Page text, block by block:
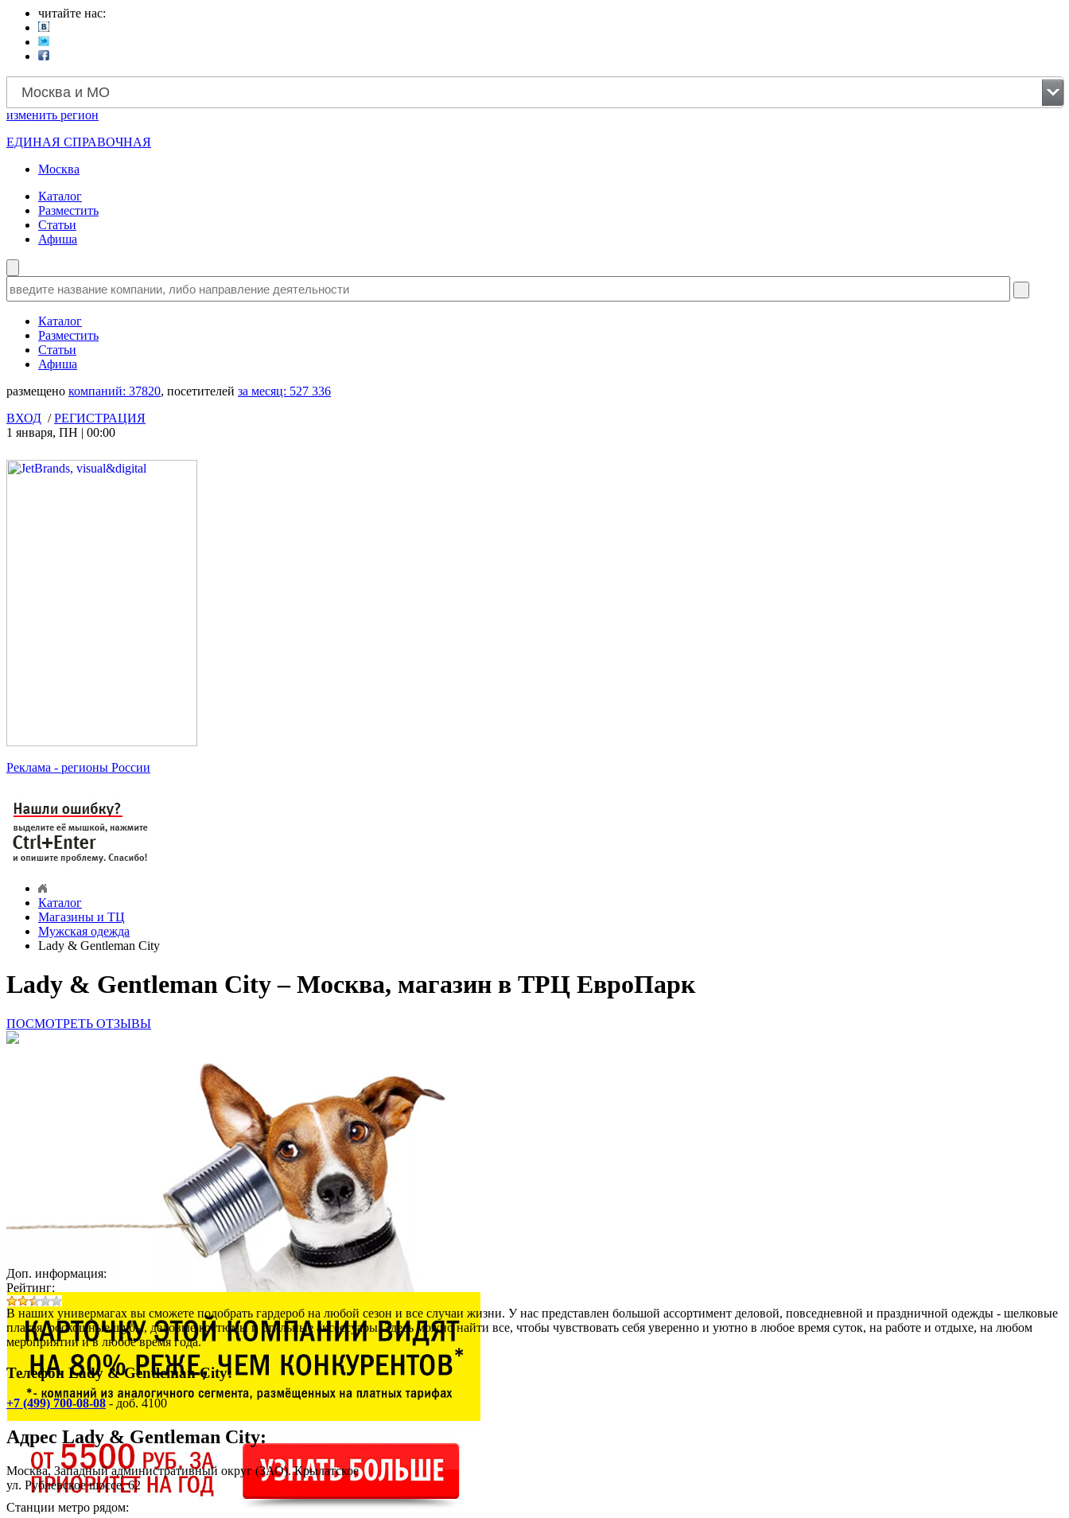
читайте нас:
Москва и МО
изменить регион
ЕДИНАЯ СПРАВОЧНАЯ
Москва
Каталог
Разместить
Статьи
Афиша
Каталог
Разместить
Статьи
Афиша
размещено компаний: 37820, посетителей за месяц: 527 336
ВХОД /РЕГИСТРАЦИЯ
1 января, ПН | 00:00
Реклама - регионы России
Каталог
Магазины и ТЦ
Мужская одежда
Lady & Gentleman Сity
Lady & Gentleman Сity – Москва, магазин в ТРЦ ЕвроПарк
ПОСМОТРЕТЬ ОТЗЫВЫ
Доп. информация:
Рейтинг:
В наших универмагах вы сможете подобрать гардероб на любой сезон и все случаи жизни. У нас представлен большой ассортимент деловой, повседневной и праздничной одежды - шелковые
платья, роскошные шубы, деловые костюмы и стильные аксессуары. Здесь можно найти все, чтобы чувствовать себя уверенно и уютно в любое время суток, на работе и отдыхе, на любом
мероприятии и в любое время года.
Телефон Lady & Gentleman Сity:
+7 (499) 700-08-08- доб. 4100
Адрес Lady & Gentleman Сity:
Москва, Западный административный округ (ЗАО). Крылатское
ул. Рублевское шоссе, 62
Станции метро рядом: